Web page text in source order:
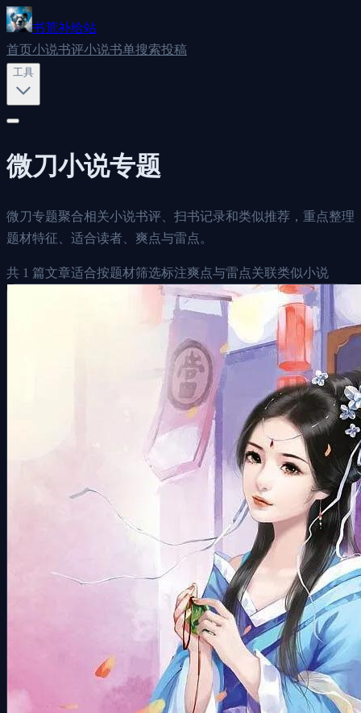
书荒补给站
首页小说书评小说书单搜索投稿
工具
微刀小说专题
微刀专题聚合相关小说书评、扫书记录和类似推荐，重点整理
题材特征、适合读者、爽点与雷点。
共 1 篇文章适合按题材筛选标注爽点与雷点关联类似小说